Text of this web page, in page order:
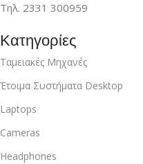
Τηλ. 2331 300959
Κατηγορίες
Ταμειακές Μηχανές
Έτοιμα Συστήματα Desktop
Laptops
Cameras
Headphones